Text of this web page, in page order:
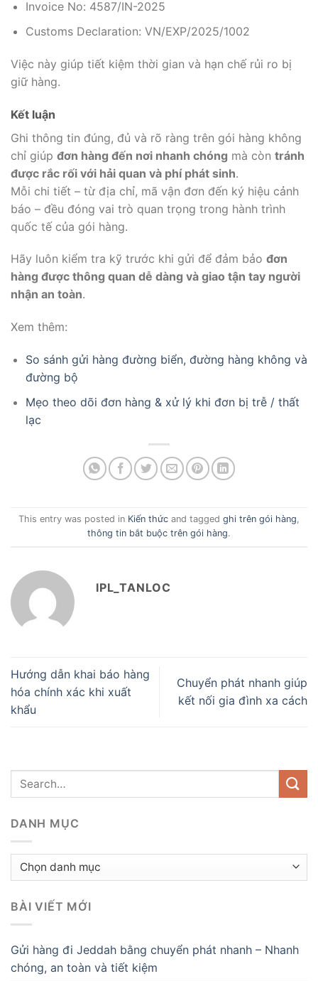
Invoice No: 4587/IN-2025
Customs Declaration: VN/EXP/2025/1002
Việc này giúp tiết kiệm thời gian và hạn chế rủi ro bị
giữ hàng.
Kết luận
Ghi thông tin đúng, đủ và rõ ràng trên gói hàng không
chỉ giúp đơn hàng đến nơi nhanh chóng mà còn tránh
được rắc rối với hải quan và phí phát sinh.
Mỗi chi tiết – từ địa chỉ, mã vận đơn đến ký hiệu cảnh
báo – đều đóng vai trò quan trọng trong hành trình
quốc tế của gói hàng.
Hãy luôn kiểm tra kỹ trước khi gửi để đảm bảo đơn
hàng được thông quan dễ dàng và giao tận tay người
nhận an toàn.
Xem thêm:
So sánh gửi hàng đường biển, đường hàng không và
đường bộ
Mẹo theo dõi đơn hàng & xử lý khi đơn bị trễ / thất
lạc
This entry was posted in Kiến thức and tagged ghi trên gói hàng
thông tin bắt buộc trên gói hàng.
IPL_TANLOC
Hướng dẫn khai báo hàng
hóa chính xác khi xuất
khẩu
Chuyển phát nhanh giúp
kết nối gia đình xa cách
DANH MỤC
Danh
mục
BÀI VIẾT MỚI
Gửi hàng đi Jeddah bằng chuyển phát nhanh – Nhanh
chóng, an toàn và tiết kiệm